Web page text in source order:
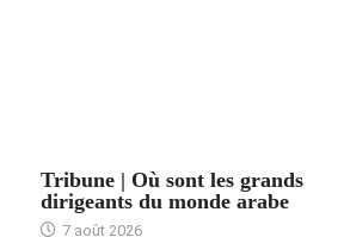
Tribune | Où sont les grands
dirigeants du monde arabe
7 août 2026